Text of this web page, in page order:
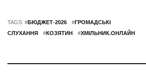
TAGS: #БЮДЖЕТ-2026 #ГРОМАДСЬКІ
СЛУХАННЯ
#КОЗЯТИН #ХМІЛЬНИК.ОНЛАЙН